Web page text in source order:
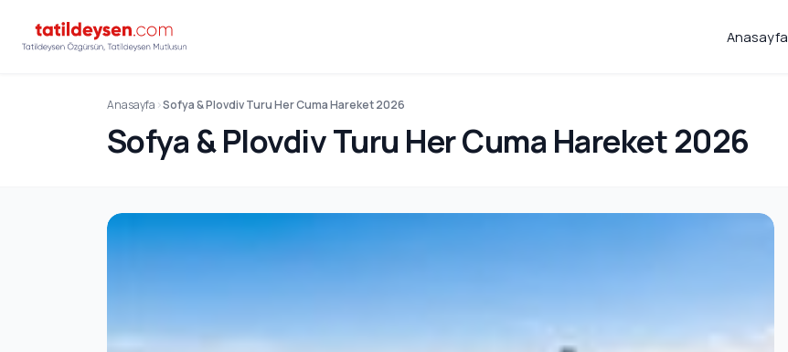
Anasayfa
Anasayfa Sofya & Plovdiv Turu Her Cuma Hareket 2026
Sofya & Plovdiv Turu Her Cuma Hareket 2026